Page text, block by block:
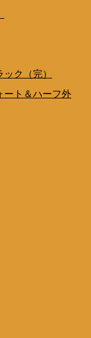
ク（完）
ート＆ハーフ外